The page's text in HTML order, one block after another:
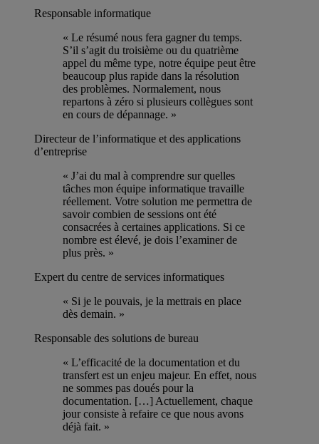
Responsable informatique
« Le résumé nous fera gagner du temps.
S’il s’agit du troisième ou du quatrième
appel du même type, notre équipe peut être
beaucoup plus rapide dans la résolution
des problèmes. Normalement, nous
repartons à zéro si plusieurs collègues sont
en cours de dépannage. »
Directeur de l’informatique et des applications
d’entreprise
« J’ai du mal à comprendre sur quelles
tâches mon équipe informatique travaille
réellement. Votre solution me permettra de
savoir combien de sessions ont été
consacrées à certaines applications. Si ce
nombre est élevé, je dois l’examiner de
plus près. »
Expert du centre de services informatiques
« Si je le pouvais, je la mettrais en place
dès demain. »
Responsable des solutions de bureau
« L’efficacité de la documentation et du
transfert est un enjeu majeur. En effet, nous
ne sommes pas doués pour la
documentation. […] Actuellement, chaque
jour consiste à refaire ce que nous avons
déjà fait. »